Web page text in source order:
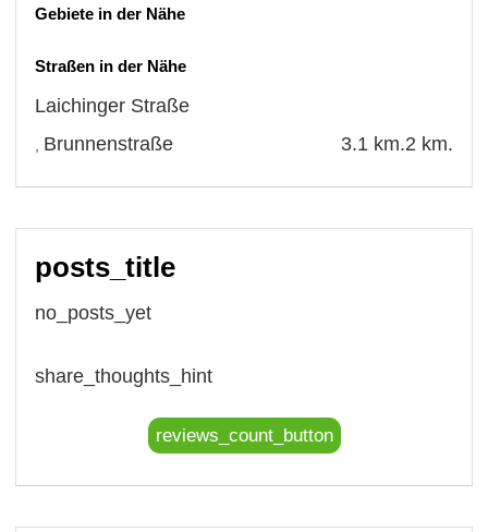
Gebiete in der Nähe
Straßen in der Nähe
Laichinger Straße
2 km.
Brunnenstraße 3.1 km.
posts_title
no_posts_yet
share_thoughts_hint
reviews_count_button